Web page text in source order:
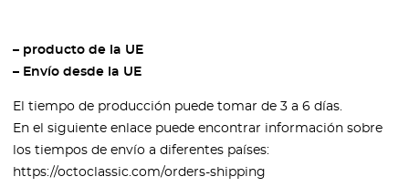
– producto de la UE
– Envío desde la UE
El tiempo de producción puede tomar de 3 a 6 días.
En el siguiente enlace puede encontrar información sobre
los tiempos de envío a diferentes países:
https://octoclassic.com/orders-shipping